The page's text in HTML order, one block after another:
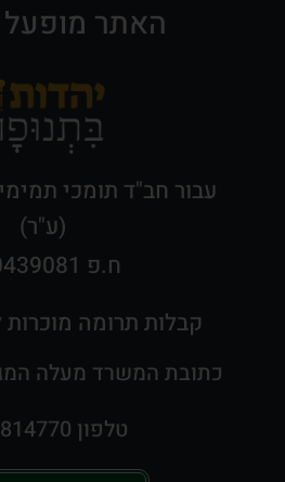
האתר מופעל
עבור חב"ד תומכי
(ע"ר)
ח.פ 580439081
קבלות תרומה מוכרות
כתובת המשרד מעלה המגדל 6 אור
טלפון 03-3814770